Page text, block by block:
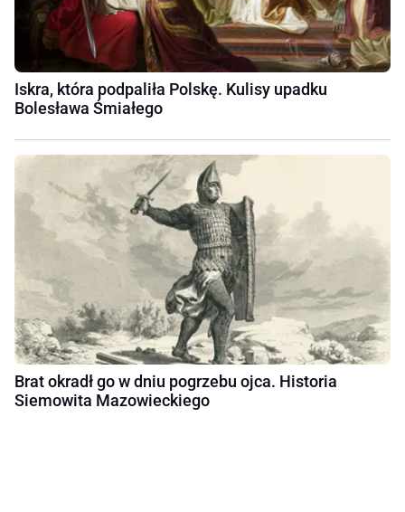
Iskra, która podpaliła Polskę. Kulisy upadku
Bolesława Śmiałego
Brat okradł go w dniu pogrzebu ojca. Historia
Siemowita Mazowieckiego